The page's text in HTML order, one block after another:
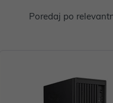
Poredaj po